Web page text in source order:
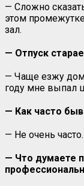
— Сложно
этом
зал.
— Отпуск
— Чаще езжу
году мне выпал
— Как часто
— Не очень
— Что думаете